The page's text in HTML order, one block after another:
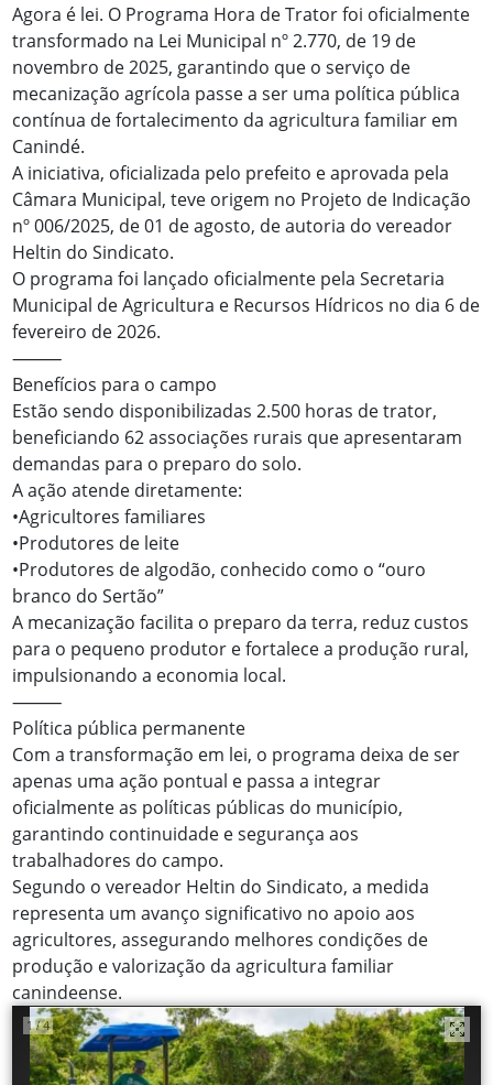
Agora é lei. O Programa Hora de Trator foi oficialmente
transformado na Lei Municipal nº 2.770, de 19 de
novembro de 2025, garantindo que o serviço de
mecanização agrícola passe a ser uma política pública
contínua de fortalecimento da agricultura familiar em
Canindé.
A iniciativa, oficializada pelo prefeito e aprovada pela
Câmara Municipal, teve origem no Projeto de Indicação
nº 006/2025, de 01 de agosto, de autoria do vereador
Heltin do Sindicato.
O programa foi lançado oficialmente pela Secretaria
Municipal de Agricultura e Recursos Hídricos no dia 6 de
fevereiro de 2026.
⸻
Benefícios para o campo
Estão sendo disponibilizadas 2.500 horas de trator,
beneficiando 62 associações rurais que apresentaram
demandas para o preparo do solo.
A ação atende diretamente:
•Agricultores familiares
•Produtores de leite
•Produtores de algodão, conhecido como o “ouro
branco do Sertão”
A mecanização facilita o preparo da terra, reduz custos
para o pequeno produtor e fortalece a produção rural,
impulsionando a economia local.
⸻
Política pública permanente
Com a transformação em lei, o programa deixa de ser
apenas uma ação pontual e passa a integrar
oficialmente as políticas públicas do município,
garantindo continuidade e segurança aos
trabalhadores do campo.
Segundo o vereador Heltin do Sindicato, a medida
representa um avanço significativo no apoio aos
agricultores, assegurando melhores condições de
produção e valorização da agricultura familiar
canindeense.
1/4